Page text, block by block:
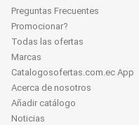
Preguntas Frecuentes
Promocionar?
Todas las ofertas
Marcas
Catalogosofertas.com.ec App
Acerca de nosotros
Añadir catálogo
Noticias